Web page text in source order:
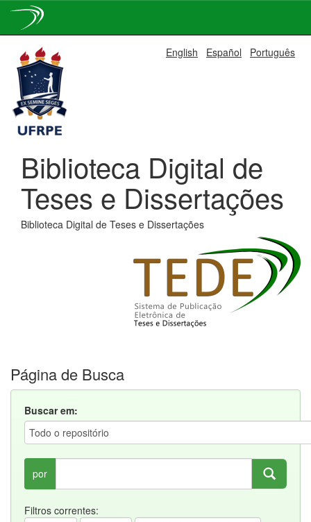
navigation
English Español Português
Biblioteca Digital de
Teses e Dissertações
Biblioteca Digital de Teses e Dissertações
Página de Busca
Buscar em:
por
Filtros correntes: